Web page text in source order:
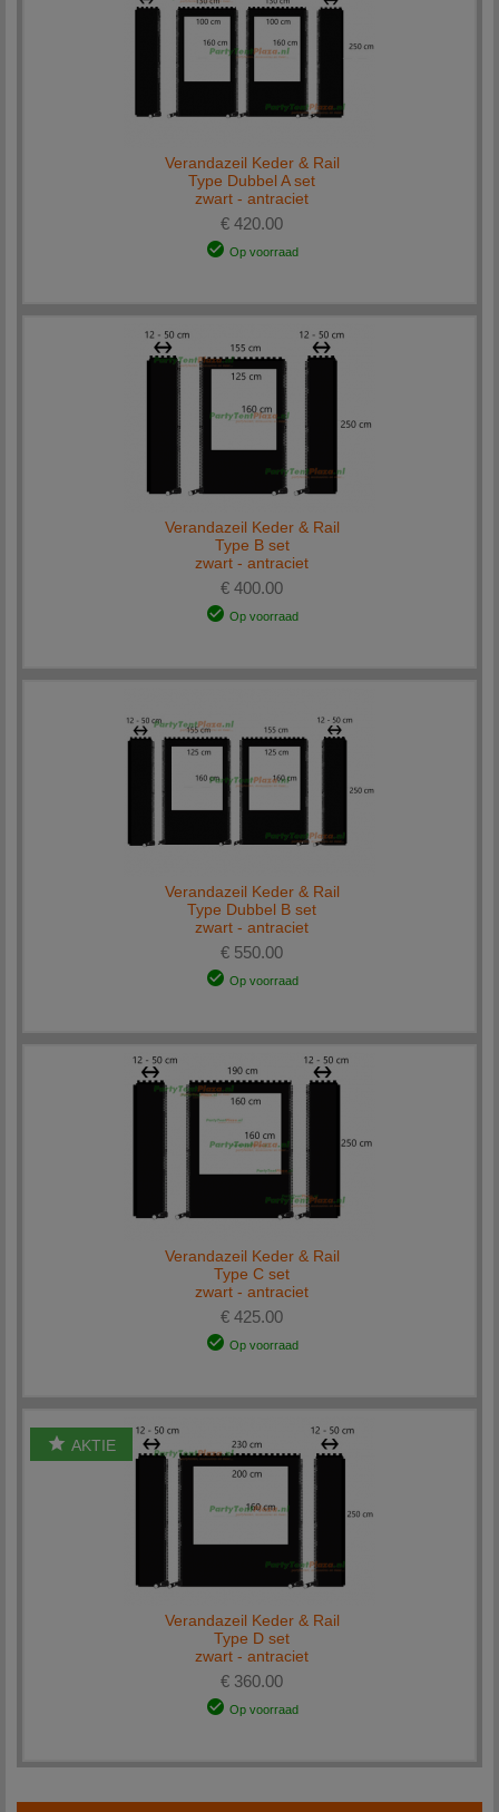
Verandazeil Keder & Rail
Type Dubbel A set
zwart - antraciet
€ 420.00
Op voorraad
Verandazeil Keder & Rail
Type B set
zwart - antraciet
€ 400.00
Op voorraad
Verandazeil Keder & Rail
Type Dubbel B set
zwart - antraciet
€ 550.00
Op voorraad
Verandazeil Keder & Rail
Type C set
zwart - antraciet
€ 425.00
Op voorraad
AKTIE
Verandazeil Keder & Rail
Type D set
zwart - antraciet
€ 360.00
Op voorraad